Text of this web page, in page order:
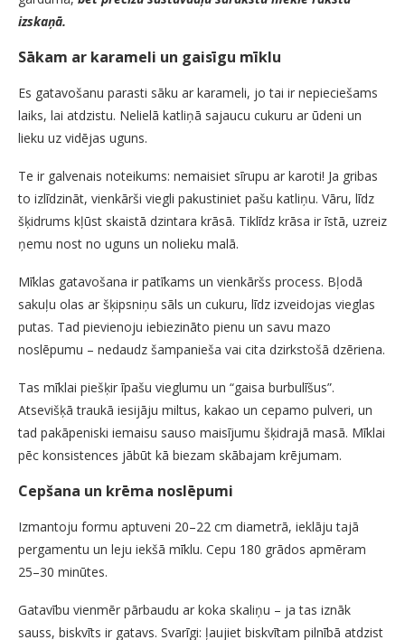
izskaņā.
Sākam ar karameli un gaisīgu mīklu
Es gatavošanu parasti sāku ar karameli, jo tai ir nepieciešams
laiks, lai atdzistu. Nelielā katliņā sajaucu cukuru ar ūdeni un
lieku uz vidējas uguns.
Te ir galvenais noteikums: nemaisiet sīrupu ar karoti! Ja gribas
to izlīdzināt, vienkārši viegli pakustiniet pašu katliņu. Vāru, līdz
šķidrums kļūst skaistā dzintara krāsā. Tiklīdz krāsa ir īstā, uzreiz
ņemu nost no uguns un nolieku malā.
Mīklas gatavošana ir patīkams un vienkāršs process. Bļodā
sakuļu olas ar šķipsniņu sāls un cukuru, līdz izveidojas vieglas
putas. Tad pievienoju iebiezināto pienu un savu mazo
noslēpumu – nedaudz šampanieša vai cita dzirkstošā dzēriena.
Tas mīklai piešķir īpašu vieglumu un “gaisa burbulīšus”.
Atsevišķā traukā iesijāju miltus, kakao un cepamo pulveri, un
tad pakāpeniski iemaisu sauso maisījumu šķidrajā masā. Mīklai
pēc konsistences jābūt kā biezam skābajam krējumam.
Cepšana un krēma noslēpumi
Izmantoju formu aptuveni 20–22 cm diametrā, ieklāju tajā
pergamentu un leju iekšā mīklu. Cepu 180 grādos apmēram
25–30 minūtes.
Gatavību vienmēr pārbaudu ar koka skaliņu – ja tas iznāk
sauss, biskvīts ir gatavs. Svarīgi: ļaujiet biskvītam pilnībā atdzist